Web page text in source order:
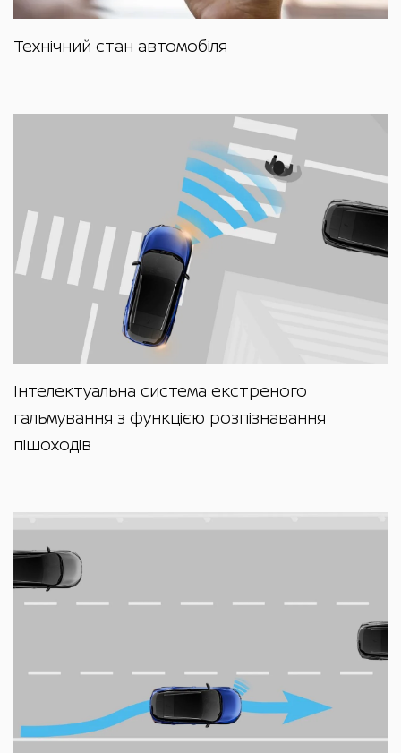
Технічний стан автомобіля
Інтелектуальна система екстреного
гальмування з функцією розпізнавання
пішоходів